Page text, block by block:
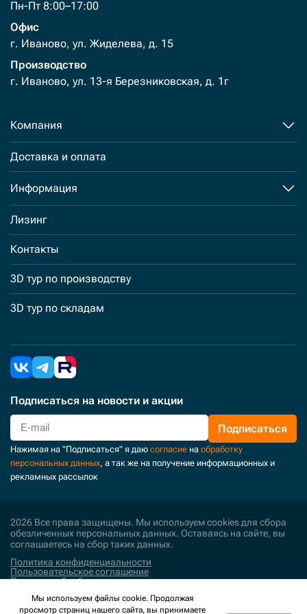
Пн-Пт 8:00–17:00
Офис
г. Иваново, ул. Жиделева, д. 15
Производство
г. Иваново, ул. 13-я Березниковская, д. 1г
Компания
Доставка и оплата
Информация
Лизинг
Контакты
3D тур по производству
3D тур по складам
Подписаться на новости и акции
Подписаться
Нажимая на "Подписаться" я даю согласие на обработку
персональных данных, а так же на получение информационных и
рекламных рассылок
2026 Все права защищены. Мы используем cookies для сбора
обезличенных персональных данных. Оставаясь на сайте, вы
соглашаетесь на сбор таких данных.
Политика конфиденциальности
Пользовательское соглашение
Политика обработки персональных данных
Поддержка и развитие
Мы используем файлы cookie. Продолжая
просмотр страниц нашего сайта, вы принимаете